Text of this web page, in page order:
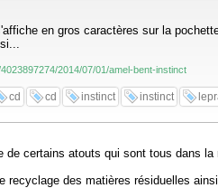
en gros caractères sur la
2014/07/01/amel-bent-instinct
cd cd instinct instinct
certains atouts qui sont tous dans
des matières résiduelles